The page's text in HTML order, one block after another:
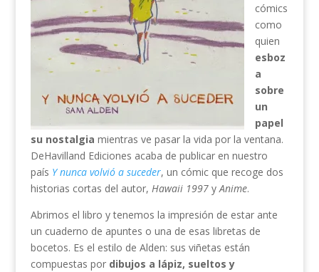
cómics
como
quien
esboz
a
sobre
un
papel
su nostalgia mientras ve pasar la vida por la ventana.
DeHavilland Ediciones acaba de publicar en nuestro
país Y nunca volvió a suceder, un cómic que recoge dos
historias cortas del autor, Hawaii 1997yAnime.
Abrimos el libro y tenemos la impresión de estar ante
un cuaderno de apuntes o una de esas libretas de
bocetos. Es el estilo de Alden: sus viñetas están
compuestas por dibujos a lápiz, sueltos y